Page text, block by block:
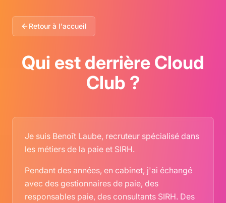
Retour à l'accueil
Qui est derrière Cloud
Club ?
Je suis Benoît Laube, recruteur spécialisé dans
les métiers de la paie et SIRH.
Pendant des années, en cabinet, j'ai échangé
avec des gestionnaires de paie, des
responsables paie, des consultants SIRH. Des